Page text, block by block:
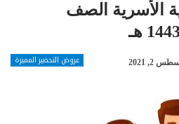
الأسرية الصف
عروض التحضير المميزة 2, 2021